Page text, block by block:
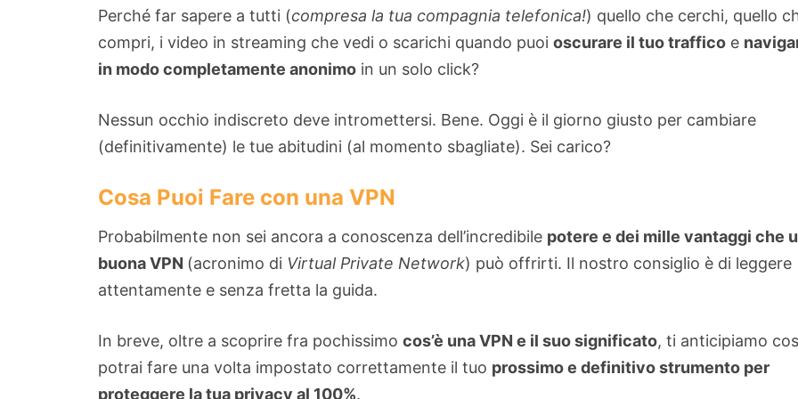
Perché far sapere a tutti (compresa la tua compagnia telefonica!) quello che cerchi, quello
compri, i video in streaming che vedi o scarichi quando puoi oscurare il tuo traffico e
in modo completamente anonimo in un solo click?
Nessun occhio indiscreto deve intromettersi. Bene. Oggi è il giorno giusto per cambiare
(definitivamente) le tue abitudini (al momento sbagliate). Sei carico?
Cosa Puoi Fare con una VPN
Probabilmente non sei ancora a conoscenza dell’incredibile potere e dei mille vantaggi che
buona VPN (acronimo di Virtual Private Network) può offrirti. Il nostro consiglio è di leggere
attentamente e senza fretta la guida.
In breve, oltre a scoprire fra pochissimo cos’è una VPN e il suo significato, ti anticipiamo
potrai fare una volta impostato correttamente il tuo prossimo e definitivo strumento per
proteggere la tua privacy al 100%.